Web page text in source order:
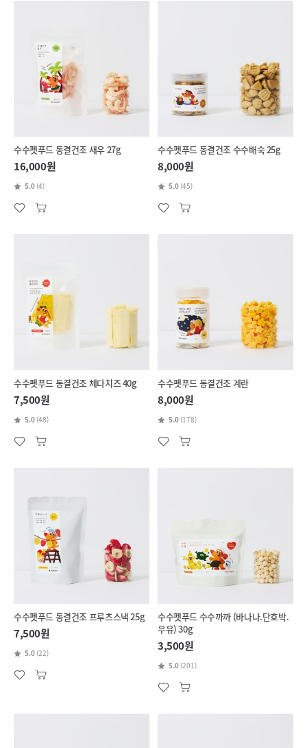
수수펫푸드 동결건조 새우 27g
16,000원
5.0 (4)
수수펫푸드 동결건조 수수배숙 25g
8,000원
5.0 (45)
수수펫푸드 동결건조 체다치즈 40g
7,500원
5.0 (48)
수수펫푸드 동결건조 계란
8,000원
5.0 (178)
수수펫푸드 동결건조 프루츠스낵 25g
7,500원
5.0 (22)
수수펫푸드 수수까까 (바나나.단호박.
우유) 30g
3,500원
5.0 (201)